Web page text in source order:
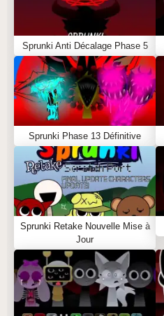
Sprunki Anti Décalage Phase 5
Sprunki Phase 13 Définitive
Sprunki Retake Nouvelle Mise à
Jour